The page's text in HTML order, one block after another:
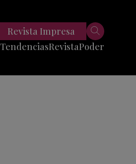
TendenciasRevistaPoder
Revista Impresa